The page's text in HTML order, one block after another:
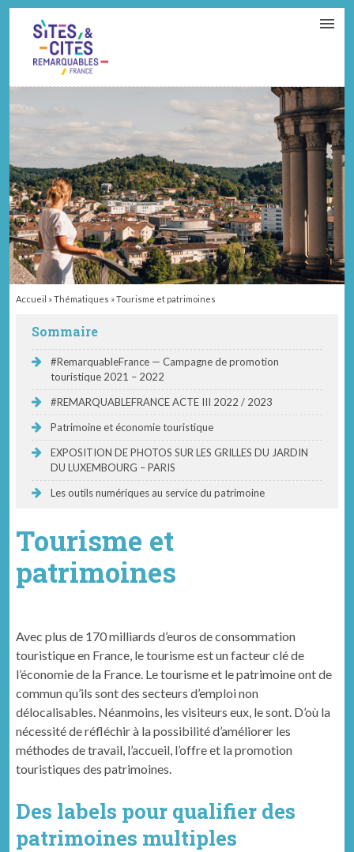
Accueil »Thématiques »Tourisme et patrimoines
Tourisme et
patrimoines
Avec plus de 170 milliards d’euros de consommation
touristique en France, le tourisme est un facteur clé de
l’économie de la France. Le tourisme et le patrimoine ont de
commun qu’ils sont des secteurs d’emploi non
délocalisables. Néanmoins, les visiteurs eux, le sont. D’où la
nécessité de réfléchir à la possibilité d’améliorer les
méthodes de travail, l’accueil, l’offre et la promotion
touristiques des patrimoines.
Des labels pour qualifier des
patrimoines multiples
Sommaire
#RemarquableFrance — Campagne de promotion
touristique 2021 – 2022
#REMARQUABLEFRANCE ACTE III 2022 / 2023
Patrimoine et économie touristique
EXPOSITION DE PHOTOS SUR LES GRILLES DU JARDIN
DU LUXEMBOURG – PARIS
Les outils numériques au service du patrimoine